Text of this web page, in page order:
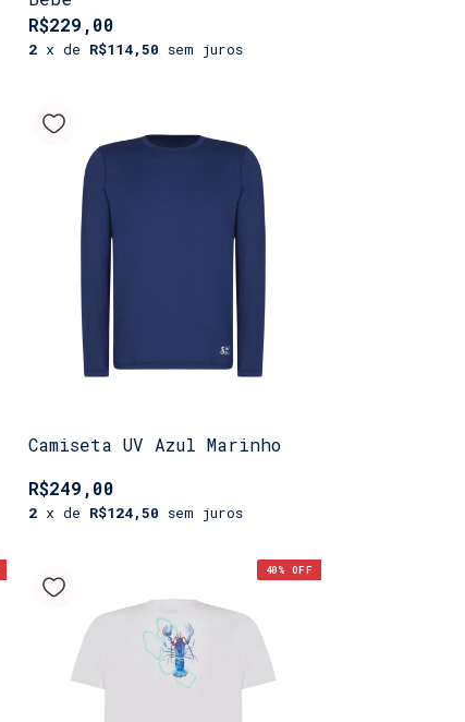
R$229,00
2 x de R$114,50 sem juros
Camiseta UV Azul Marinho
R$249,00
2 x de R$124,50 sem juros
40% OFF